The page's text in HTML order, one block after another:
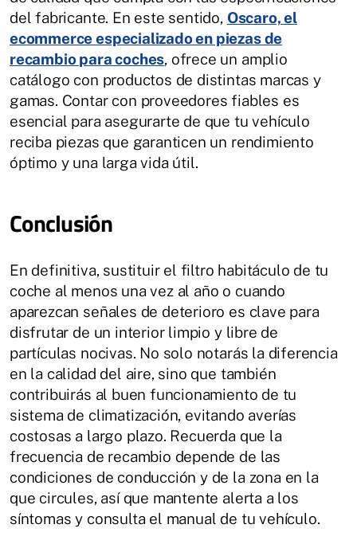
del fabricante. En este sentido, Oscaro, el
ecommerce especializado en piezas de
recambio para coches, ofrece un amplio
catálogo con productos de distintas marcas y
gamas. Contar con proveedores fiables es
esencial para asegurarte de que tu vehículo
reciba piezas que garanticen un rendimiento
óptimo y una larga vida útil.
Conclusión
En definitiva, sustituir el filtro habitáculo de tu
coche al menos una vez al año o cuando
aparezcan señales de deterioro es clave para
disfrutar de un interior limpio y libre de
partículas nocivas. No solo notarás la diferencia
en la calidad del aire, sino que también
contribuirás al buen funcionamiento de tu
sistema de climatización, evitando averías
costosas a largo plazo. Recuerda que la
frecuencia de recambio depende de las
condiciones de conducción y de la zona en la
que circules, así que mantente alerta a los
síntomas y consulta el manual de tu vehículo.